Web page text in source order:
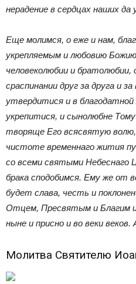
нерадение в сердцах наших да
Еще молимся, о еже и нам,
укрепляемым и любовию
человеколюбии и братолюбии,
сраспинании друг за друга и
утвердитися и в
укрепитися, и сынолюбне
творяще Его всясвятую волю,
чистоте временнаго жития
со всеми святыми Небеснаго
брака сподобимся. Ему же от
будет слава, честь и
Отцем, Пресвятым и Благим
ныне и присно и во веки веков.
Молитва Святителю